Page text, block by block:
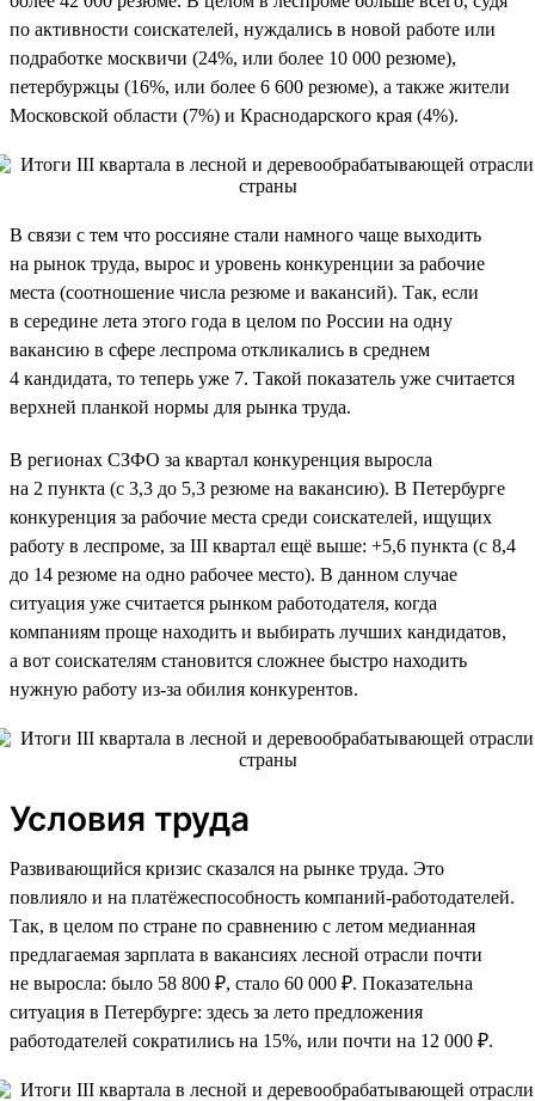
по активности соискателей, нуждались в новой работе или
подработке москвичи (24%, или более 10 000 резюме),
петербуржцы (16%, или более 6 600 резюме), а также жители
Московской области (7%) и Краснодарского края (4%).
В связи с тем что россияне стали намного чаще выходить
на рынок труда, вырос и уровень конкуренции за рабочие
места (соотношение числа резюме и вакансий). Так, если
в середине лета этого года в целом по России на одну
вакансию в сфере леспрома откликались в среднем
4 кандидата, то теперь уже 7. Такой показатель уже считается
верхней планкой нормы для рынка труда.
В регионах СЗФО за квартал конкуренция выросла
на 2 пункта (с 3,3 до 5,3 резюме на вакансию). В Петербурге
конкуренция за рабочие места среди соискателей, ищущих
работу в леспроме, за III квартал ещё выше: +5,6 пункта (с 8,4
до 14 резюме на одно рабочее место). В данном случае
ситуация уже считается рынком работодателя, когда
компаниям проще находить и выбирать лучших кандидатов,
а вот соискателям становится сложнее быстро находить
нужную работу из-за обилия конкурентов.
Условия труда
Развивающийся кризис сказался на рынке труда. Это
повлияло и на платёжеспособность компаний-работодателей.
Так, в целом по стране по сравнению с летом медианная
предлагаемая зарплата в вакансиях лесной отрасли почти
не выросла: было 58 800 ₽, стало 60 000 ₽. Показательна
ситуация в Петербурге: здесь за лето предложения
работодателей сократились на 15%, или почти на 12 000 ₽.